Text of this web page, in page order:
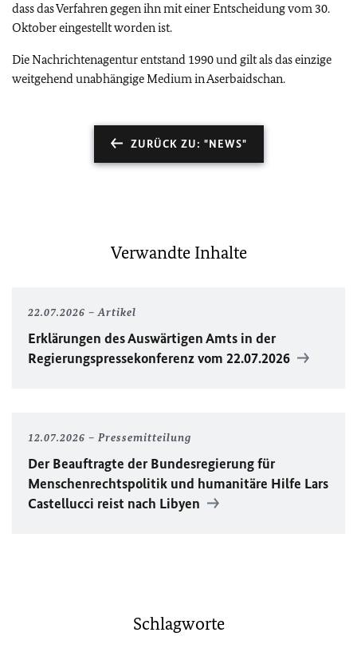
dass das Verfahren gegen ihn mit einer Entscheidung vom 30.
Oktober eingestellt worden ist.
Die Nachrichtenagentur entstand 1990 und gilt als das einzige
weitgehend unabhängige Medium in Aserbaidschan.
ZURÜCK ZU: "NEWS"
Verwandte Inhalte
22.07.2026 Artikel
Erklärungen des Auswärtigen Amts in der
Regierungspressekonferenz vom 22.07.2026
12.07.2026 Pressemitteilung
Der Beauftragte der Bundesregierung für
Menschenrechtspolitik und humanitäre Hilfe Lars
Castellucci reist nach Libyen
Schlagworte